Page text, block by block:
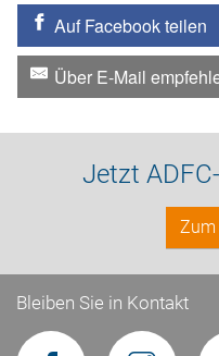
Auf Facebook teilen
Über E-Mail
Jetzt
Zum
Bleiben Sie in Kontakt